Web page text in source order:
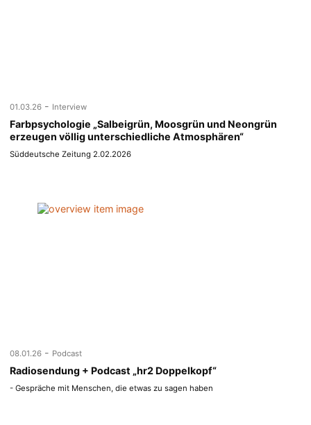
01.03.26 - Interview
Farbpsychologie „Salbeigrün, Moosgrün und Neongrün
erzeugen völlig unterschiedliche Atmosphären“
Süddeutsche Zeitung 2.02.2026
08.01.26 - Podcast
Radiosendung + Podcast „hr2 Doppelkopf“
- Gespräche mit Menschen, die etwas zu sagen haben